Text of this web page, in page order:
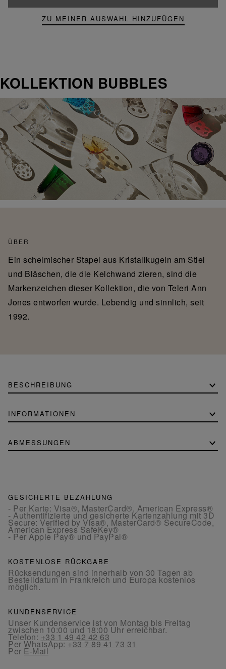
ZU MEINER AUSWAHL HINZUFÜGEN
KOLLEKTION BUBBLES
ÜBER
Ein schelmischer Stapel aus Kristallkugeln am Stiel
und Bläschen, die die Kelchwand zieren, sind die
Markenzeichen dieser Kollektion, die von Teleri Ann
Jones entworfen wurde. Lebendig und sinnlich, seit
1992.
BESCHREIBUNG
INFORMATIONEN
ABMESSUNGEN
GESICHERTE BEZAHLUNG
- Per Karte: Visa®, MasterCard®, American Express®
- Authentifizierte und gesicherte Kartenzahlung mit 3D
Secure: Verified by Visa®, MasterCard® SecureCode,
American Express SafeKey®
- Per Apple Pay® und PayPal®
KOSTENLOSE RÜCKGABE
Rücksendungen sind innerhalb von 30 Tagen ab
Bestelldatum in Frankreich und Europa kostenlos
möglich.
KUNDENSERVICE
Unser Kundenservice ist von Montag bis Freitag
zwischen 10:00 und 18:00 Uhr erreichbar.
Telefon:+33 1 49 42 42 63
Per WhatsApp:+33 7 89 41 73 31
Per E-Mail